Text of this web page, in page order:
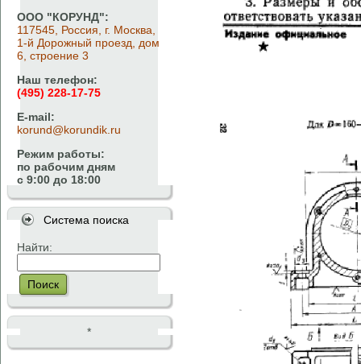
ООО "КОРУНД":
117545, Россия, г. Москва,
1-й Дорожный проезд, дом
6, строение 3
Наш телефон:
(495) 228-17-75
E-mail:
korund@korundik.ru
Режим работы:
по рабочим дням
с 9:00 до 18:00
Система поиска
Найти:
Поиск
*